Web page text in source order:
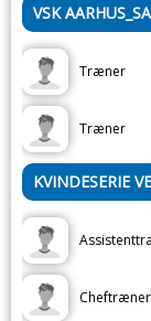
VSK
Træner
Træner
KVINDESERIE
Cheftræner